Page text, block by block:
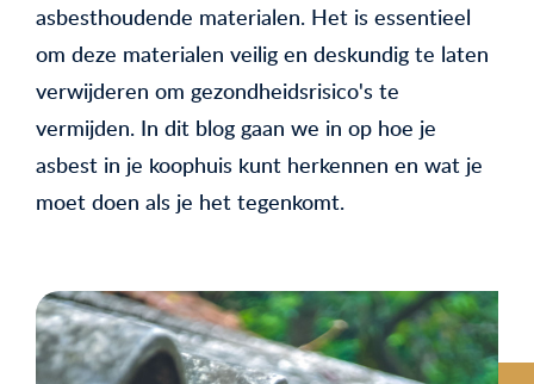
asbesthoudende materialen. Het is essentieel
om deze materialen veilig en deskundig te laten
verwijderen om gezondheidsrisico's te
vermijden. In dit blog gaan we in op hoe je
asbest in je koophuis kunt herkennen en wat je
moet doen als je het tegenkomt.